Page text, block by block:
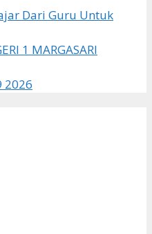
Dari Guru Untuk
1 MARGASARI
2026